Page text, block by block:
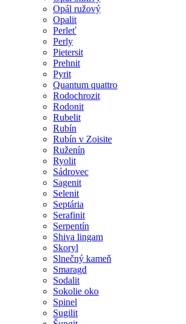
Opál ružový
Opalit
Perleť
Perly
Pietersit
Prehnit
Pyrit
Quantum quattro
Rodochrozit
Rodonit
Rubelit
Rubín
Rubín v Zoisite
Ruženín
Ryolit
Sádrovec
Sagenit
Selenit
Septária
Serafinit
Serpentín
Shiva lingam
Skoryl
Slnečný kameň
Smaragd
Sodalit
Sokolie oko
Spinel
Sugilit